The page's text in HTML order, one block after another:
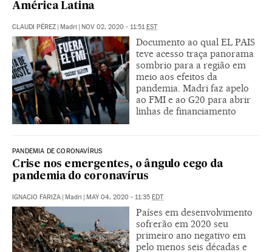
América Latina
CLAUDI PÉREZ | Madri | NOV 02, 2020 - 11:51EST
Documento ao qual EL PAIS
teve acesso traça panorama
sombrio para a região em
meio aos efeitos da
pandemia. Madri faz apelo
ao FMI e ao G20 para abrir
linhas de financiamento
PANDEMIA DE CORONAVÍRUS
Crise nos emergentes, o ângulo cego da
pandemia do coronavírus
IGNACIO FARIZA | Madri | MAY 04, 2020 - 11:35 EDT
Países em desenvolvimento
sofrerão em 2020 seu
primeiro ano negativo em
pelo menos seis décadas e